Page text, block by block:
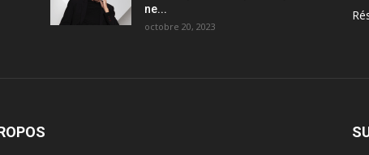
ne...
octobre 20, 2023